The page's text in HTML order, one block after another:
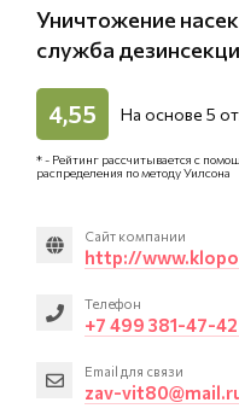
Уничтожение
служба
4,55 На основе 5
* - Рейтинг рассчитывается с
распределения по методу Уилсона
Сайт компании
http://
Телефон
+7 499 381-47-
Email для связи
zav-